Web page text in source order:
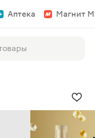
Аптека Магнит